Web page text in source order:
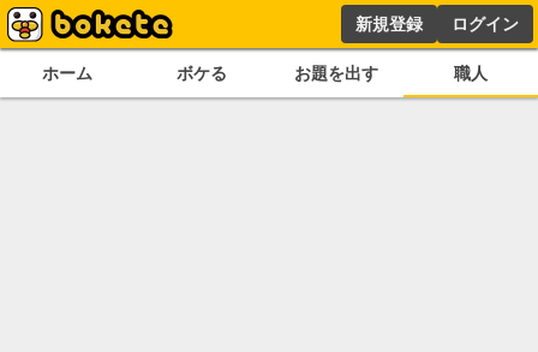
新規登録 ログイン
ホーム ボケる お題を出す 職人